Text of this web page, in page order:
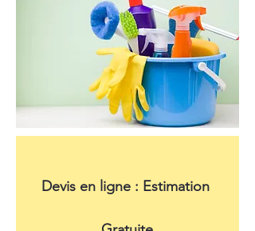
Devis en ligne : Estimation